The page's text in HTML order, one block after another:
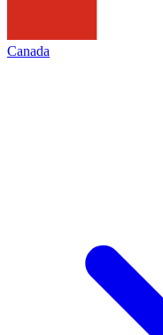
Canada